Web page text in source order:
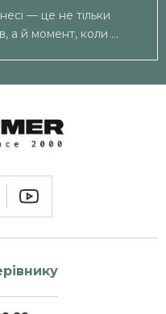
— це не тільки
а й момент, коли ...